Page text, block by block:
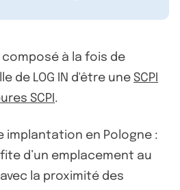
composé à la fois de
de LOG IN d'être une SCPI
SCPI .
implantation en Pologne :
d’un emplacement au
la proximité des